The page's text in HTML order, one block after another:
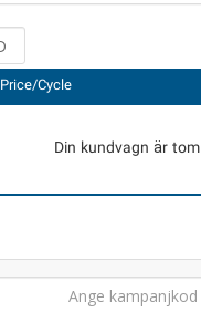
Price/Cycle
Din kundvagn är tom